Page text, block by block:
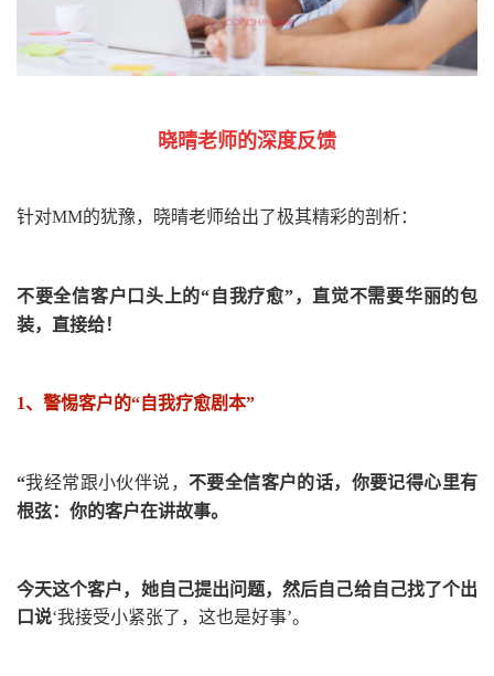
晓晴老师的深度反馈
针对MM的犹豫，晓晴老师给出了极其精彩的剖析：
不要全信客户口头上的“ 自我疗愈”，直觉不需要华丽的包
装，直接给！
1、 警惕客户的“自我疗愈剧本”
“我经常跟小伙伴说， 不要全信客户的话，你要记得心里有
根弦：你的客户在讲故事。
今天这个客户，她自己提出问题，然后自己给自己找了个出
口说‘我接受小紧张了，这也是好事’。